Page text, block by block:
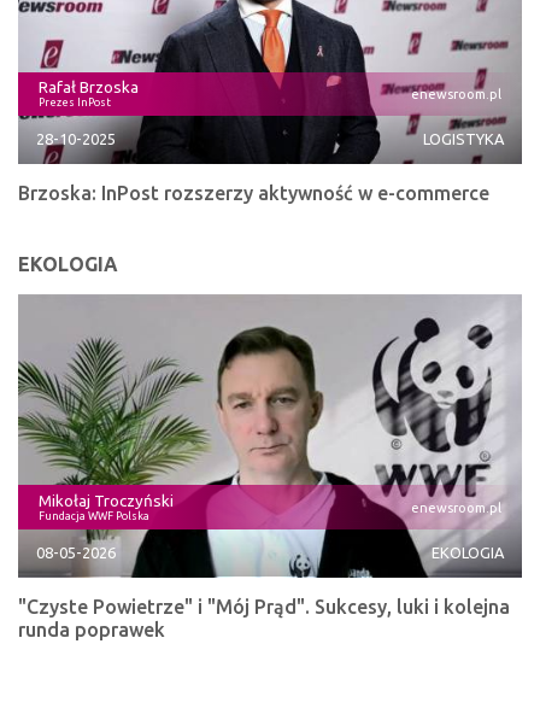
Rafał Brzoska
Prezes InPost
enewsroom.pl
28-10-2025 LOGISTYKA
Brzoska: InPost rozszerzy aktywność w e-commerce
EKOLOGIA
Mikołaj Troczyński
Fundacja WWF Polska
enewsroom.pl
08-05-2026 EKOLOGIA
"Czyste Powietrze" i "Mój Prąd". Sukcesy, luki i kolejna
runda poprawek